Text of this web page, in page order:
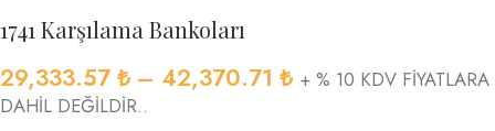
1741 Karşılama Bankoları
29,333.57₺ – 42,370.71 ₺ + % 10 KDV FİYATLARA
DAHİL DEĞİLDİR..